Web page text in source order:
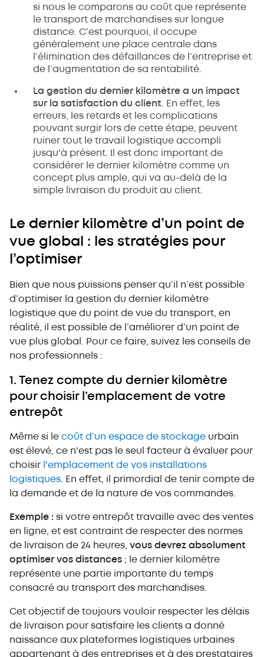
si nous le comparons au coût que représente
le transport de marchandises sur longue
distance. C’est pourquoi, il occupe
généralement une place centrale dans
l’élimination des défaillances de l’entreprise et
de l’augmentation de sa rentabilité.
La gestion du dernier kilomètre a un impact
sur la satisfaction du client . En effet, les
erreurs, les retards et les complications
pouvant surgir lors de cette étape, peuvent
ruiner tout le travail logistique accompli
jusqu'à présent. Il est donc important de
considérer le dernier kilomètre comme un
concept plus ample, qui va au-delà de la
simple livraison du produit au client.
Le dernier kilomètre d’un point de
vue global : les stratégies pour
l’optimiser
Bien que nous puissions penser qu’il n’est possible
d’optimiser la gestion du dernier kilomètre
logistique que du point de vue du transport, en
réalité, il est possible de l’améliorer d’un point de
vue plus global. Pour ce faire, suivez les conseils de
nos professionnels :
1. Tenez compte du dernier kilomètre
pour choisir l’emplacement de votre
entrepôt
Même si le coût d’un espace de stockage urbain
est élevé, ce n'est pas le seul facteur à évaluer pour
choisir l'emplacement de vos installations
logistiques . En effet, il primordial de tenir compte de
la demande et de la nature de vos commandes.
Exemple : si votre entrepôt travaille avec des ventes
en ligne, et est contraint de respecter des normes
de livraison de 24 heures, vous devrez absolument
optimiser vos distances ; le dernier kilomètre
représente une partie importante du temps
consacré au transport des marchandises.
Cet objectif de toujours vouloir respecter les délais
de livraison pour satisfaire les clients a donné
naissance aux plateformes logistiques urbaines
appartenant à des entreprises et à des prestataires